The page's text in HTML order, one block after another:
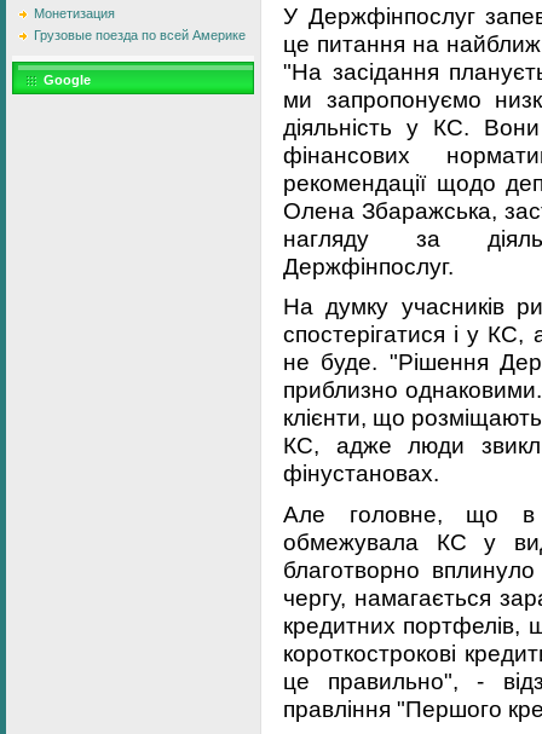
Монетизация
Грузовые поезда по всей Америке
Google
У Держфінпослуг
це питання на
"На засідання
ми запропонуємо
діяльність у КС.
фінансових
рекомендації щодо
Олена Збаражська,
нагляду за
Держфінпослуг.
На думку учасників
спостерігатися і у
не буде. "Рішення
приблизно
клієнти, що
КС, адже люди
фінустановах.
Але головне, що в
обмежувала КС у
благотворно
чергу, намагається
кредитних портфелів,
короткострокові
це правильно", -
правління "Першого